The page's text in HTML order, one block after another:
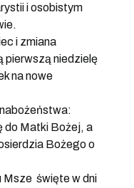
i osobistym
i zmiana
pierwszą niedzielę
na nowe
do Matki Bożej, a
Bożego o
Msze święte w dni